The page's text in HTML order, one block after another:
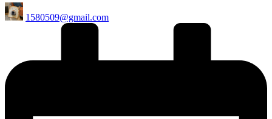
Posted
by
1580509@gmail.com